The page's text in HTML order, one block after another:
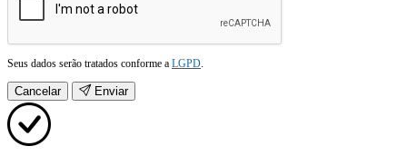
Seus dados serão tratados conforme a LGPD
Cancelar Enviar